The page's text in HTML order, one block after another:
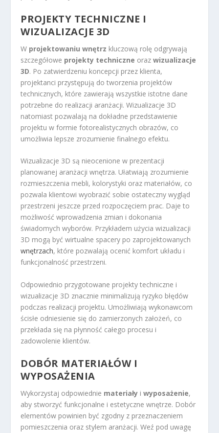
PROJEKTY TECHNICZNE I
WIZUALIZACJE 3D
W projektowaniu wnętrz kluczową rolę odgrywają
szczegółowe projekty techniczne orazwizualizacje
3D. Po zatwierdzeniu koncepcji przez klienta,
projektanci przystępują do tworzenia projektów
technicznych, które zawierają wszystkie istotne dane
potrzebne do realizacji aranżacji. Wizualizacje 3D
natomiast pozwalają na dokładne przedstawienie
projektu w formie fotorealistycznych obrazów, co
umożliwia lepsze zrozumienie finalnego efektu.
Wizualizacje 3D są nieocenione w prezentacji
planowanej aranżacji wnętrza. Ułatwiają zrozumienie
rozmieszczenia mebli, kolorystyki oraz materiałów, co
pozwala klientowi wyobrazić sobie ostateczny wygląd
przestrzeni jeszcze przed rozpoczęciem prac. Daje to
możliwość wprowadzenia zmian i dokonania
świadomych wyborów. Przykładem użycia wizualizacji
3D mogą być wirtualne spacery po zaprojektowanych
wnętrzach, które pozwalają ocenić komfort układu i
funkcjonalność przestrzeni.
Odpowiednio przygotowane projekty techniczne i
wizualizacje 3D znacznie minimalizują ryzyko błędów
podczas realizacji projektu. Umożliwiają wykonawcom
ścisłe odniesienie się do zamierzonych założeń, co
przekłada się na płynność całego procesu i
zadowolenie klientów.
DOBÓR MATERIAŁÓW I
WYPOSAŻENIA
Wykorzystaj odpowiednie materiały iwyposażenie,
aby stworzyć funkcjonalne i estetyczne wnętrze. Dobór
elementów powinien być zgodny z przeznaczeniem
pomieszczenia oraz stylem aranżacji. Weź pod uwagę